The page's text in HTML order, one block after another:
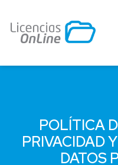
POLÍTICA
PRIVACIDAD
DATOS